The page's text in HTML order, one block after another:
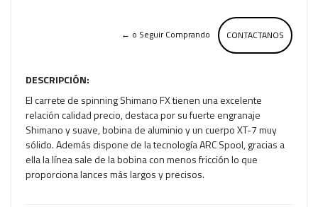
CONTACTANOS
← o Seguir Comprando
DESCRIPCIÓN:
El carrete de spinning Shimano FX tienen una excelente
relación calidad precio, destaca por su fuerte engranaje
Shimano y suave, bobina de aluminio y un cuerpo XT-7 muy
sólido. Además dispone de la tecnología ARC Spool, gracias a
ella la línea sale de la bobina con menos fricción lo que
proporciona lances más largos y precisos.